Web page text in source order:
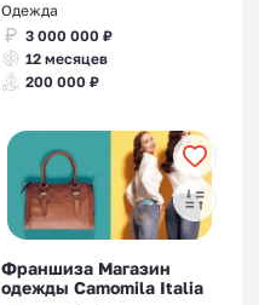
Одежда
3 000 000 ₽
12 месяцев
200 000 ₽
Франшиза Магазин
одежды Camomila Italia